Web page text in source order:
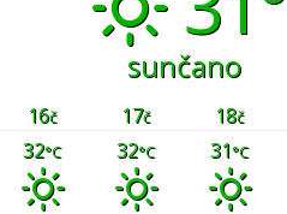
sunčano
16č 17č 18č
32°C 32°C 31°C